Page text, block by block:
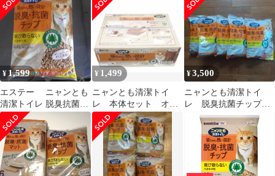
¥ 1,599
エステー ニャンとも
清潔トイレ 脱臭抗菌チ
ップ 大きめの粒 4.4L
¥ 1,499
ニャンとも清潔トイ
レ 本体セット オー
プンタイプ ライトベ
ージュ
¥3,500
ニャンとも清潔トイ
レ 脱臭抗菌チップ
大きめの粒 2.5Ｌ×5袋
【新品未開封】